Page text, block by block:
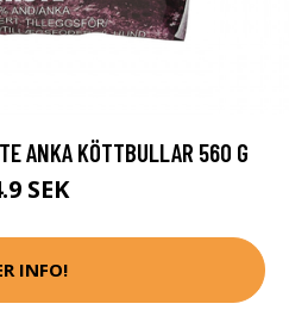
ANKA KÖTTBULLAR 560 G
SEK
INFO!